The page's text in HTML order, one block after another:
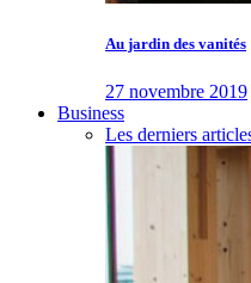
Au jardin des vanités
27 novembre 2019
Business
Les derniers